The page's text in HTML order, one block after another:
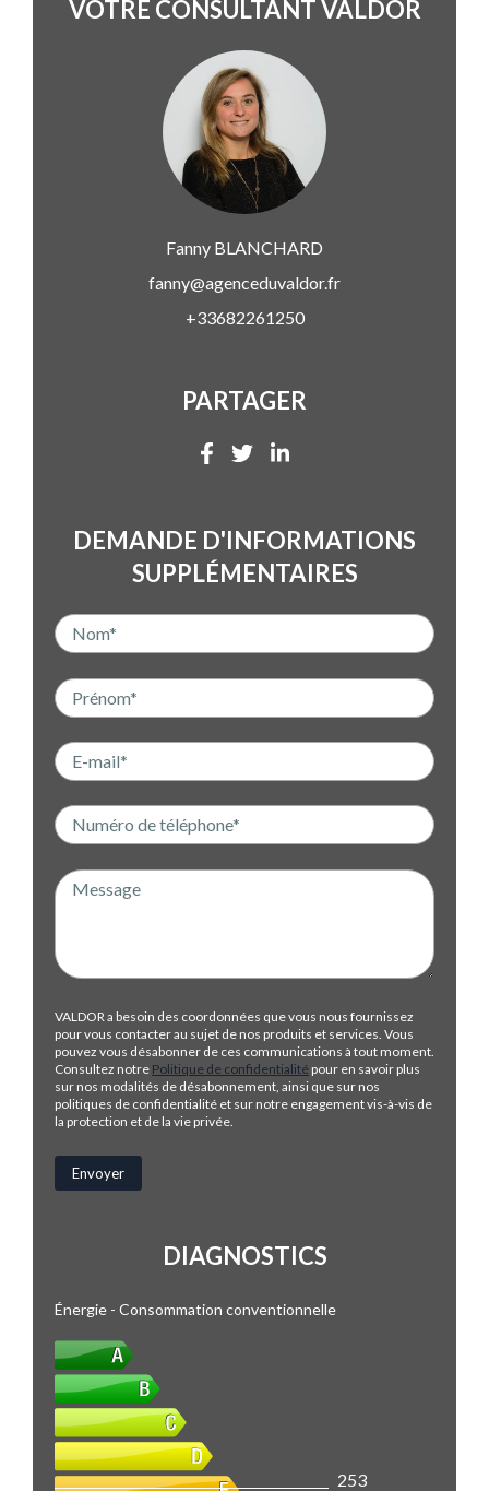
VOTRE CONSULTANT VALDOR
Fanny BLANCHARD
fanny@agenceduvaldor.fr
+33682261250
PARTAGER
DEMANDE D'INFORMATIONS
SUPPLÉMENTAIRES
VALDOR a besoin des coordonnées que vous nous fournissez
pour vous contacter au sujet de nos produits et services. Vous
pouvez vous désabonner de ces communications à tout moment.
Consultez notre Politique de confidentialité pour en savoir plus
sur nos modalités de désabonnement, ainsi que sur nos
politiques de confidentialité et sur notre engagement vis-à-vis de
la protection et de la vie privée.
DIAGNOSTICS
Énergie - Consommation conventionnelle
253